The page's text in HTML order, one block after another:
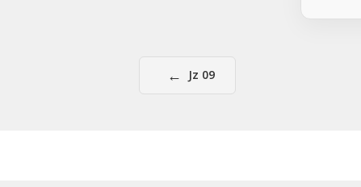
← Jz 09